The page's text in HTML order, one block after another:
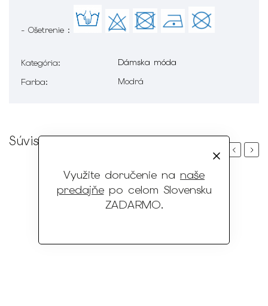
Využite doručenie na naše
predajňepo celom Slovensku
ZADARMO.
- Ošetrenie :
Kategória:
Dámska móda
Farba: Modrá
Súvisiaci tovar
PreviousNext